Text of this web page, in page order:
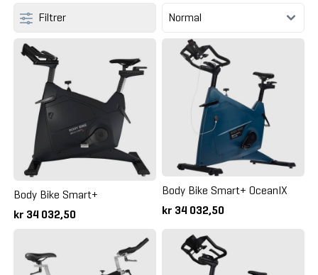
Filtrer
Body Bike Smart+
kr 34 032,50
Body Bike Smart+ OceanIX
kr 34 032,50